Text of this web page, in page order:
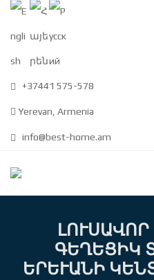
+37441 575-578
Yerevan, Armenia
info@best-home.am
ԳԵՂԵՑԻԿ
ԵՐԵՒԱՆԻ